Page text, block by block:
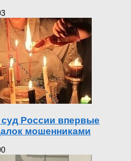
России впервые
мошенниками